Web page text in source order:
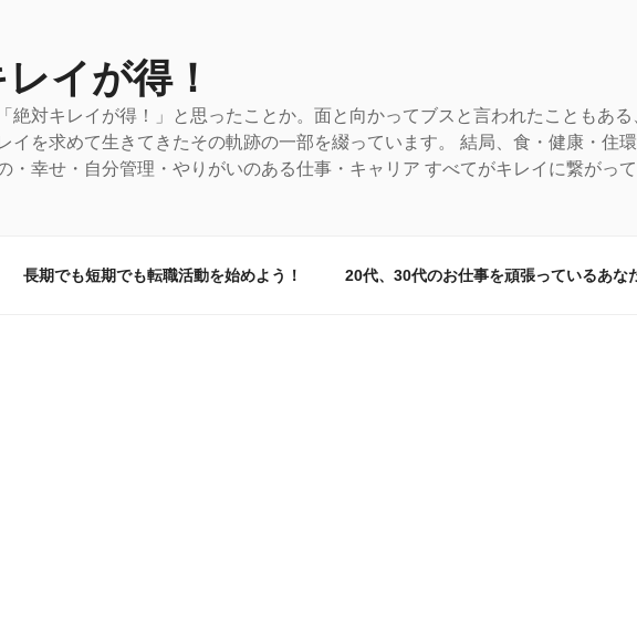
イが得！
絶対キレイが得！」と思ったことか。面と向かってブスと言われたこともあ
イを求めて生きてきたその軌跡の一部を綴っています。 結局、食・健康・住
・幸せ・自分管理・やりがいのある仕事・キャリア すべてがキレイに繋がっ
長期でも短期でも転職活動を始めよう！ 20代、30代のお仕事を頑張っているあな